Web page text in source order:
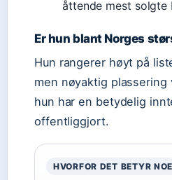
åttende mest solgte
Er hun blant Norges
Hun rangerer høyt på
men nøyaktig
hun har en betydelig
offentliggjort.
HVORFOR DET BETYR NOE